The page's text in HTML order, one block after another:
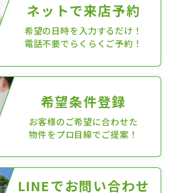
ネットで来店予約
希望の日時を入力するだけ！
電話不要でらくらくご予約！
希望条件登録
お客様のご希望に合わせた
物件をプロ目線でご提案！
LINEでお問い合わせ